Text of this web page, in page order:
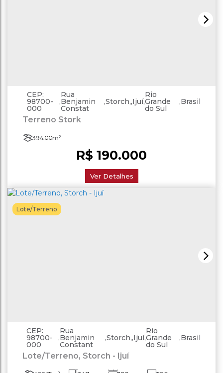
Terreno Stork
R$ 190.000
CEP:
98700-
000
,
Rua
Benjamin
Constat
,Storch ,Ijuí,
Rio
Grande
do Sul
,Brasil
394.00m²
Ver Detalhes
Lote/Terreno
Lote/Terreno, Storch - Ijuí
CEP:
98700-
000
,
Rua
Benjamin
Constant
,Storch ,Ijuí,
Rio
Grande
do Sul
,Brasil